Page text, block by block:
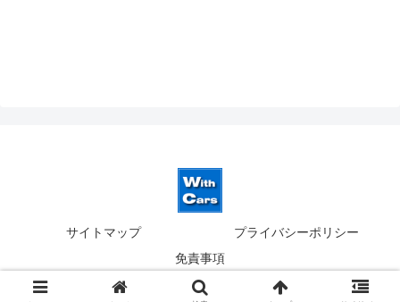
サイトマップ
プライバシーポリシー
免責事項
© 2019-2026 ウィズカーズ｜新横浜 欧州車の並行輸入.